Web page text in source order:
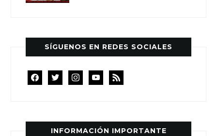
SÍGUENOS EN REDES SOCIALES
facebooktwitterinstagramyoutube
rss
INFORMACIÓN IMPORTANTE